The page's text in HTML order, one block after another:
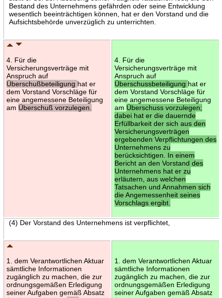
Bestand des Unternehmens gefährden oder seine Entwicklung
wesentlich beeinträchtigen können, hat er den Vorstand und die
Aufsichtsbehörde unverzüglich zu unterrichten.
4. Für die
Versicherungsverträge mit
Anspruch auf
Überschußbeteiligung hat er
dem Vorstand Vorschläge für
eine angemessene Beteiligung
am Überschuß vorzulegen.
4. Für die
Versicherungsverträge mit
Anspruch auf
Überschussbeteiligung hat er
dem Vorstand Vorschläge für
eine angemessene Beteiligung
am Überschuss vorzulegen;
dabei hat er die dauernde
Erfüllbarkeit der sich aus den
Versicherungsverträgen
ergebenden Verpflichtungen des
Unternehmens zu
berücksichtigen. In einem
Bericht an den Vorstand des
Unternehmens hat er zu
erläutern, aus welchen
Tatsachen und Annahmen sich
die Angemessenheit seines
Vorschlags ergibt.
(4) Der Vorstand des Unternehmens ist verpflichtet,
1. dem Verantwortlichen Aktuar
sämtliche Informationen
zugänglich zu machen, die zur
ordnungsgemäßen Erledigung
seiner Aufgaben gemäß Absatz
1. dem Verantwortlichen Aktuar
sämtliche Informationen
zugänglich zu machen, die zur
ordnungsgemäßen Erledigung
seiner Aufgaben gemäß Absatz